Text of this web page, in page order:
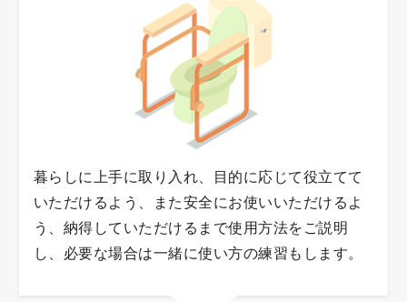
暮らしに上手に取り入れ、目的に応じて役立てて
いただけるよう、また安全にお使いいただけるよ
う、納得していただけるまで使用方法をご説明
し、必要な場合は一緒に使い方の練習もします。